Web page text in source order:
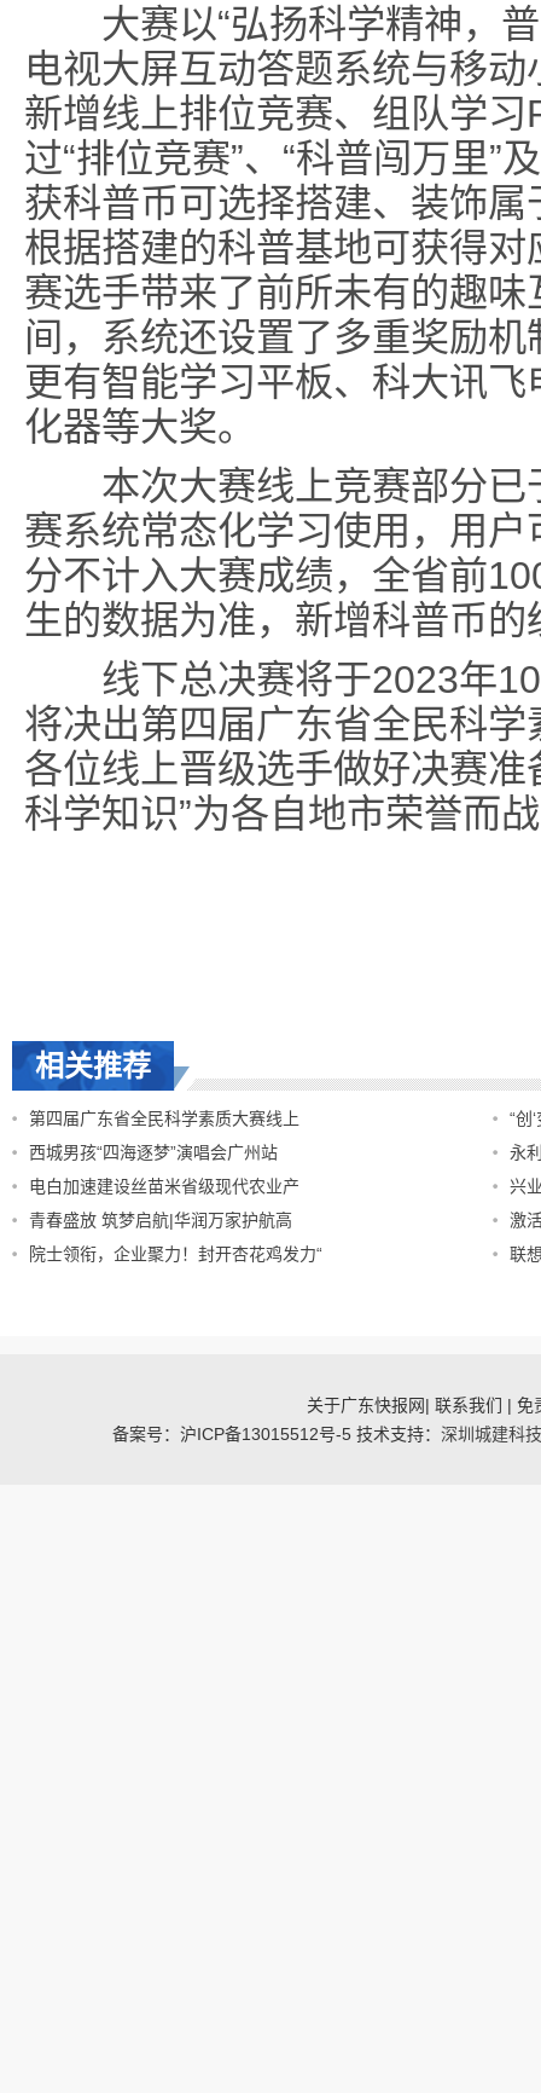
大赛以“弘扬科学精神，普
电视大屏互动答题系统与移
新增线上排位竞赛、组队学
过“排位竞赛”、“科普闯万里”
获科普币可选择搭建、装饰属
根据搭建的科普基地可获得
赛选手带来了前所未有的趣
间，系统还设置了多重奖励
更有智能学习平板、科大讯
化器等大奖。
本次大赛线上竞赛部分已
赛系统常态化学习使用，用
分不计入大赛成绩，全省前
生的数据为准，新增科普币
线下总决赛将于2023年10
将决出第四届广东省全民科
各位线上晋级选手做好决赛
科学知识”为各自地市荣誉而
相关推荐
第四届广东省全民科学素质大赛线上
“创
西城男孩“四海逐梦”演唱会广州站
永
电白加速建设丝苗米省级现代农业产
兴
青春盛放 筑梦启航|华润万家护航高
激
院士领衔，企业聚力！封开杏花鸡发力“
联
关于广东快报网| 联系我们 |
备案号：沪ICP备13015512号-5 技术支持： 深圳城建科技